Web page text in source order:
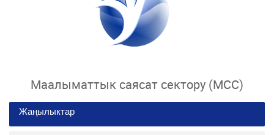
Маалыматтык саясат сектору (МСС)
Жаңылыктар